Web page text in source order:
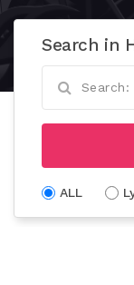
Search in
ALL